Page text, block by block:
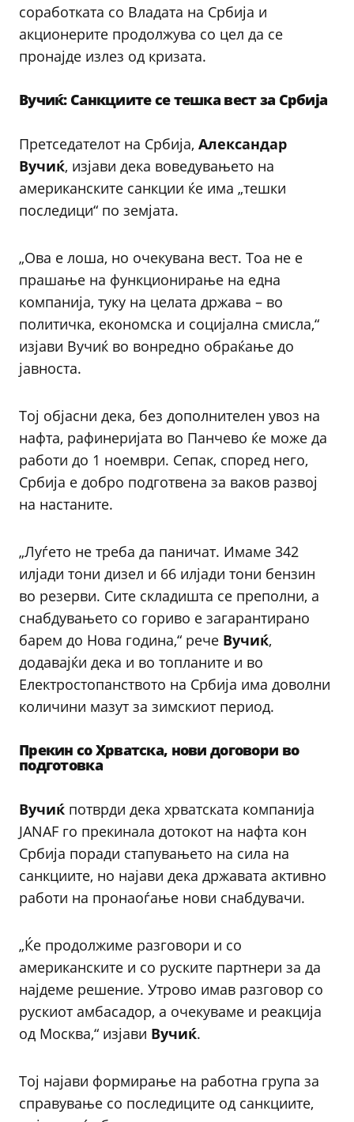
соработката со Владата на Србија и
акционерите продолжува со цел да се
пронајде излез од кризата.
Вучиќ: Санкциите се тешка вест за Србија
Претседателот на Србија, Александар
Вучиќ, изјави дека воведувањето на
американските санкции ќе има „тешки
последици“ по земјата.
„Ова е лоша, но очекувана вест. Тоа не е
прашање на функционирање на една
компанија, туку на целата држава – во
политичка, економска и социјална смисла,“
изјави Вучиќ во вонредно обраќање до
јавноста.
Тој објасни дека, без дополнителен увоз на
нафта, рафинеријата во Панчево ќе може да
работи до 1 ноември. Сепак, според него,
Србија е добро подготвена за ваков развој
на настаните.
„Луѓето не треба да паничат. Имаме 342
илјади тони дизел и 66 илјади тони бензин
во резерви. Сите складишта се преполни, а
снабдувањето со гориво е загарантирано
барем до Нова година,“ рече Вучиќ,
додавајќи дека и во топланите и во
Електростопанството на Србија има доволни
количини мазут за зимскиот период.
Прекин со Хрватска, нови договори во
подготовка
Вучиќ потврди дека хрватската компанија
JANAF го прекинала дотокот на нафта кон
Србија поради стапувањето на сила на
санкциите, но најави дека државата активно
работи на пронаоѓање нови снабдувачи.
„Ќе продолжиме разговори и со
американските и со руските партнери за да
најдеме решение. Утрово имав разговор со
рускиот амбасадор, а очекуваме и реакција
од Москва,“ изјави Вучиќ.
Тој најави формирање на работна група за
справување со последиците од санкциите,